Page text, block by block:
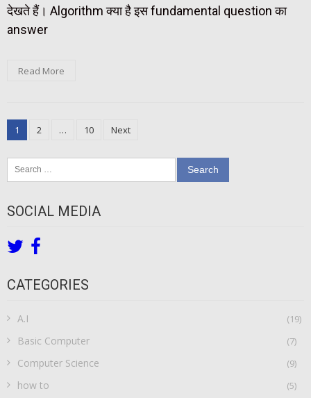
देखते हैं। Algorithm क्या है इस fundamental question का
answer
Read More
Posts
pagination
1 2 … 10 Next
for:
SOCIAL MEDIA
CATEGORIES
A.I (19)
Basic Computer (7)
Computer Science (9)
how to (5)